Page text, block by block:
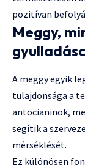
pozitívan
Meggy,
A meggy egyik
tulajdonsága a
antocianinok,
segítik a
mérséklését.
Ez különösen